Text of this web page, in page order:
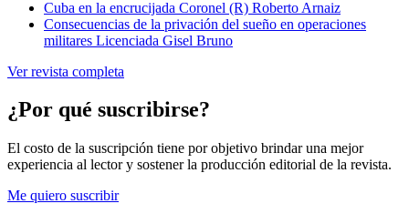
Cuba en la encrucijada Coronel (R) Roberto Arnaiz
Consecuencias de la privación del sueño en operaciones
militares Licenciada Gisel Bruno
Ver revista completa
¿Por qué suscribirse?
El costo de la suscripción tiene por objetivo brindar una mejor
experiencia al lector y sostener la producción editorial de la revista.
Me quiero suscribir